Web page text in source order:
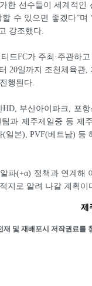
한 선수들이 세계적인
수 있으면 좋겠다”
강조했다.
드FC가 주최·주관하
20일까지 조천체육관
행된다.
부산아이파크, 포
과 제주제일중 등 제
본), PVF(베트남) 등
파(+α) 정책과 연계해
지로 알려 나갈 계획이
제
재 및 재배포시 저작권료를